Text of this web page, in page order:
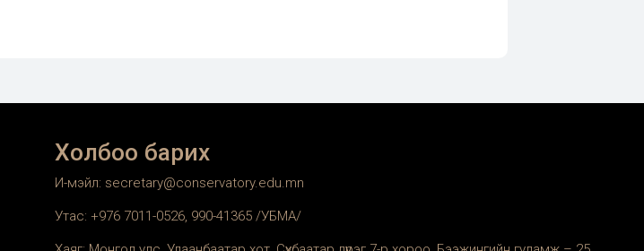
Холбоо барих
И-мэйл: secretary@conservatory.edu.mn
Утас: +976 7011-0526, 990-41365 /УБМА/